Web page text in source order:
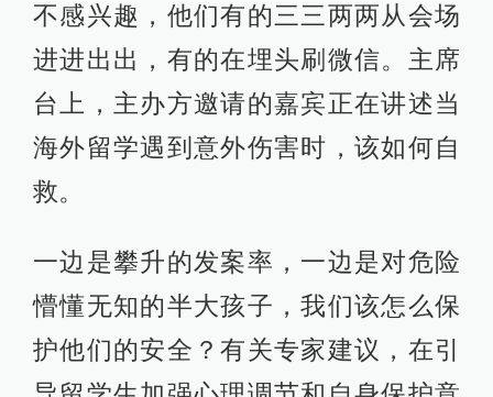
不感兴趣，他们有的三三两两从会场
进进出出，有的在埋头刷微信。主席
台上，主办方邀请的嘉宾正在讲述当
海外留学遇到意外伤害时，该如何自
救。
一边是攀升的发案率，一边是对危险
懵懂无知的半大孩子，我们该怎么保
护他们的安全？有关专家建议，在引